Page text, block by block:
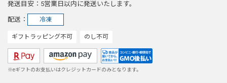
発送目安 5営業日以内に発送いたします。
配送 冷凍
ギフトラッピング不可 のし不可
※eギフトのお支払いはクレジットカードのみとなります。